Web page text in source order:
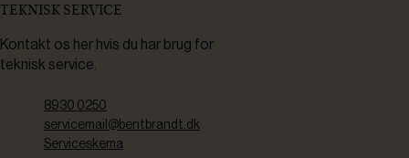
TEKNISK SERVICE
Kontakt os her hvis du har brug for
teknisk service.
8930 0250
servicemail@bentbrandt.dk
Serviceskema